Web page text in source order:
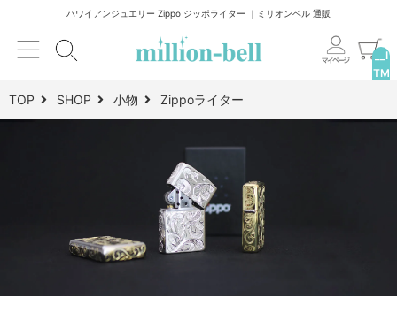
ハワイアンジュエリー Zippo ジッポライター ｜ミリオンベル 通販
__I
TM
TOP SHOP 小物 Zippoライター